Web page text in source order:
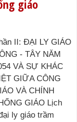
giáo
II: ĐẠI LY GIÁO
- TÂY NĂM
VÀ SỰ KHÁC
GIỮA CÔNG
VÀ CHÍNH
GIÁO Lịch
ly giáo trầm